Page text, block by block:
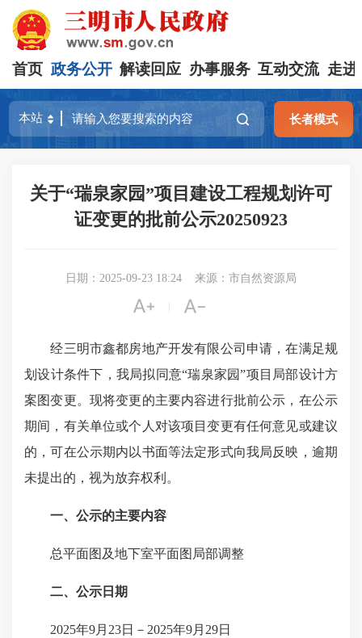
首页 政务公开 解读回应 办事服务 互动交流 走进
长者模式
关于“瑞泉家园”项目建设工程规划许可
证变更的批前公示20250923
日期：2025-09-23 18:24 来源：市自然资源局
 
经三明市鑫都房地产开发有限公司申请，在满足规
划设计条件下，我局拟同意“瑞泉家园”项目局部设计方
案图变更。现将变更的主要内容进行批前公示，在公示
期间，有关单位或个人对该项目变更有任何意见或建议
的，可在公示期内以书面等法定形式向我局反映，逾期
未提出的，视为放弃权利。
一、公示的主要内容
总平面图及地下室平面图局部调整
二、公示日期
2025年9月23日－2025年9月29日